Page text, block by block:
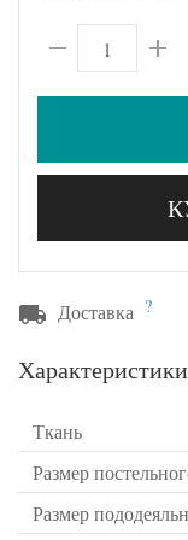
Доставка ?
Характеристики
Ткань
Размер
Размер